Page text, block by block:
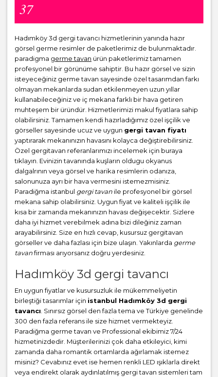
37
Hadımköy 3d gergi tavancı hizmetlerinin yanında hazır
görsel germe resimler de paketlerimiz de bulunmaktadır.
paradigma germe tavan ürün paketlerimiz tamamen
profesyonel bir görünüme sahiptir. Bu hazır görsel ve sizin
isteyeceğiniz germe tavan sayesinde özel tasarımdan farkı
olmayan mekanlarda sudan etkilenmeyen uzun yıllar
kullanabileceğiniz ve iç mekana farklı bir hava getiren
muhteşem bir üründür. Hizmetlerimizi makul fiyatlara sahip
olabilirsiniz. Tamamen kendi hazırladığımız özel işçilik ve
görseller sayesinde ucuz ve uygun gergi tavan fiyatı
yaptırarak mekanınızın havasını kolayca değiştirebilirsiniz.
Özel gergitavan referanlarımızı incelemek için buraya
tıklayın. Evinizin tavanında kuşların oldugu okyanus
dalgalrının veya görsel ve harika resimlerin odanıza,
salonunuza ayrı bir hava vermesini istemezmisiniz.
Paradiğma istanbul gergi tavan ile profesyonel bir görsel
mekana sahip olabilirsiniz. Uygun fiyat ve kaliteli işçilik ile
kısa bir zamanda mekanınızın havası değişecektir. Sizlere
daha iyi hizmet verebilmek adına bizi dileğiniz zaman
arayabilirsiniz. Size en hızlı cevap, kusursuz gergitavan
görseller ve daha fazlası için bize ulaşın. Yakınlarda germe
tavanfirması arıyorsanız doğru yerdesiniz.
Hadımköy 3d gergi tavancı
En uygun fiyatlar ve kusursuzluk ile mükemmeliyetin
birleştiği tasarımlar için istanbul Hadımköy 3d gergi
tavancı . Sınırsız görsel den fazla tema ve Türkiye genelinde
300 den fazla referans ile size hizmet vermekteyiz.
Paradiğma germe tavan ve Professional ekibimiz 7/24
hizmetinizdedir. Müşterilerinizi çok daha etkileyici, kimi
zamanda daha romantik ortamlarda ağırlamak istemez
misiniz? Cevabınız evet ise hemen renkli LED ışıklarla direkt
veya endirekt olarak aydınlatılmış gergi tavan sistemleri tam